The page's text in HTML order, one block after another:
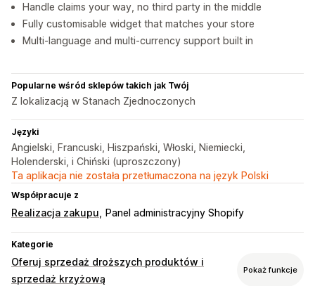
Handle claims your way, no third party in the middle
Fully customisable widget that matches your store
Multi-language and multi-currency support built in
Popularne wśród sklepów takich jak Twój
Z lokalizacją w Stanach Zjednoczonych
Języki
Angielski, Francuski, Hiszpański, Włoski, Niemiecki,
Holenderski, i Chiński (uproszczony)
Ta aplikacja nie została przetłumaczona na język Polski
Współpracuje z
Realizacja zakupu Panel administracyjny Shopify
Kategorie
Oferuj sprzedaż droższych produktów i
sprzedaż krzyżową
Pokaż funkcje